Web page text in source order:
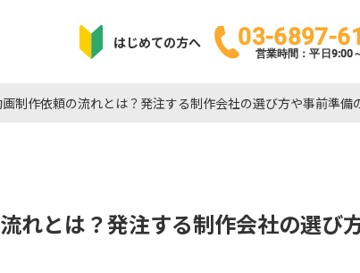
はじめての方へ 03-6897-
営業時間：平日9:00
制作依頼の流れとは？発注する制作会社の選び方や事前準備
れとは？発注する制作会社の選び